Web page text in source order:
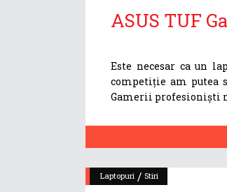
ASUS TUF
Este necesar ca un
competiție am putea
Gamerii profesioniști
Laptopuri / Stiri